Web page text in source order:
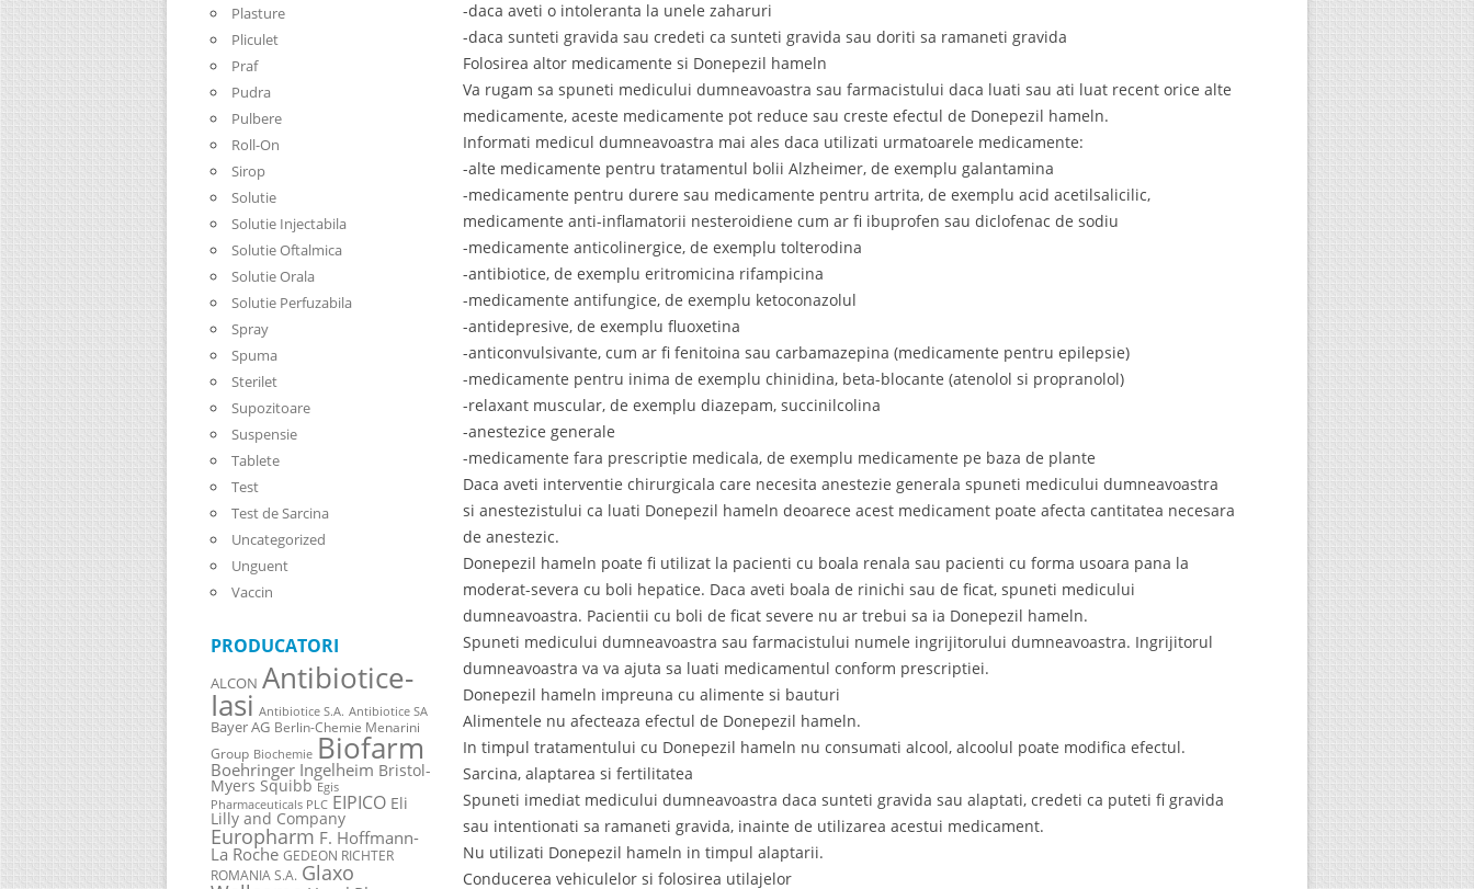
-daca aveti o intoleranta la unele zaharuri
-daca sunteti gravida sau credeti ca sunteti gravida sau doriti sa ramaneti gravida
Folosirea altor medicamente si Donepezil hameln
Va rugam sa spuneti medicului dumneavoastra sau farmacistului daca luati sau ati luat recent orice alte
medicamente, aceste medicamente pot reduce sau creste efectul de Donepezil hameln.
Informati medicul dumneavoastra mai ales daca utilizati urmatoarele medicamente:
-alte medicamente pentru tratamentul bolii Alzheimer, de exemplu galantamina
-medicamente pentru durere sau medicamente pentru artrita, de exemplu acid acetilsalicilic,
medicamente anti-inflamatorii nesteroidiene cum ar fi ibuprofen sau diclofenac de sodiu
-medicamente anticolinergice, de exemplu tolterodina
-antibiotice, de exemplu eritromicina rifampicina
-medicamente antifungice, de exemplu ketoconazolul
-antidepresive, de exemplu fluoxetina
-anticonvulsivante, cum ar fi fenitoina sau carbamazepina (medicamente pentru epilepsie)
-medicamente pentru inima de exemplu chinidina, beta-blocante (atenolol si propranolol)
-relaxant muscular, de exemplu diazepam, succinilcolina
-anestezice generale
-medicamente fara prescriptie medicala, de exemplu medicamente pe baza de plante
Daca aveti interventie chirurgicala care necesita anestezie generala spuneti medicului dumneavoastra
si anestezistului ca luati Donepezil hameln deoarece acest medicament poate afecta cantitatea necesara
de anestezic.
Donepezil hameln poate fi utilizat la pacienti cu boala renala sau pacienti cu forma usoara pana la
moderat-severa cu boli hepatice. Daca aveti boala de rinichi sau de ficat, spuneti medicului
dumneavoastra. Pacientii cu boli de ficat severe nu ar trebui sa ia Donepezil hameln.
Spuneti medicului dumneavoastra sau farmacistului numele ingrijitorului dumneavoastra. Ingrijitorul
dumneavoastra va va ajuta sa luati medicamentul conform prescriptiei.
Donepezil hameln impreuna cu alimente si bauturi
Alimentele nu afecteaza efectul de Donepezil hameln.
In timpul tratamentului cu Donepezil hameln nu consumati alcool, alcoolul poate modifica efectul.
Sarcina, alaptarea si fertilitatea
Spuneti imediat medicului dumneavoastra daca sunteti gravida sau alaptati, credeti ca puteti fi gravida
sau intentionati sa ramaneti gravida, inainte de utilizarea acestui medicament.
Nu utilizati Donepezil hameln in timpul alaptarii.
Conducerea vehiculelor si folosirea utilajelor
Plasture
Pliculet
Praf
Pudra
Pulbere
Roll-On
Sirop
Solutie
Solutie Injectabila
Solutie Oftalmica
Solutie Orala
Solutie Perfuzabila
Spray
Spuma
Sterilet
Supozitoare
Suspensie
Tablete
Test
Test de Sarcina
Uncategorized
Unguent
Vaccin
PRODUCATORI
ALCON Antibiotice-
Iasi Antibiotice S.A. Antibiotice SA
Bayer AG Berlin-Chemie Menarini
Group Biochemie Biofarm
Boehringer Ingelheim Bristol-
Myers Squibb Egis
Pharmaceuticals PLC EIPICO Eli
Lilly and Company
Europharm F. Hoffmann-
La Roche GEDEON RICHTER
ROMANIA S.A. Glaxo